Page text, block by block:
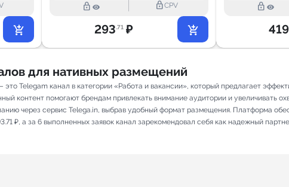
lock_outline lock_outlineCPV
293.71 ₽
lock_outline
419
для нативных размещений
Telegam канал в категории «Работа и вакансии», который предлагает
контент помогают брендам привлекать внимание аудитории и увеличивать
через сервис Telega.in, выбрав удобный формат размещения. Платформа
₽, а за 6 выполненных заявок канал зарекомендовал себя как надежный